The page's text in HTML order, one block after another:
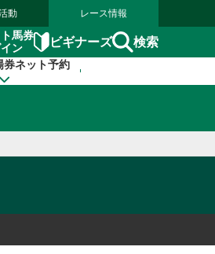
動 レース情報
馬券
ン
ビギナーズ 検索
券ネット予約